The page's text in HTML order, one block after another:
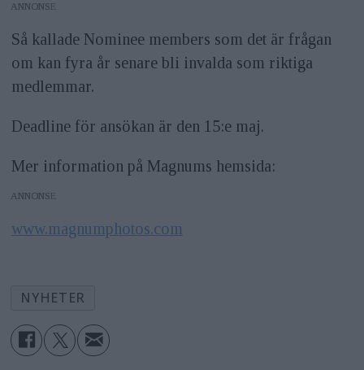
ANNONS
Så kallade Nominee members som det är frågan
om kan fyra år senare bli invalda som riktiga
medlemmar.
Deadline för ansökan är den 15:e maj.
Mer information på Magnums hemsida:
ANNONS
www.magnumphotos.com
NYHETER